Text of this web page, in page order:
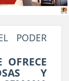
PODER
OFRECE
Y